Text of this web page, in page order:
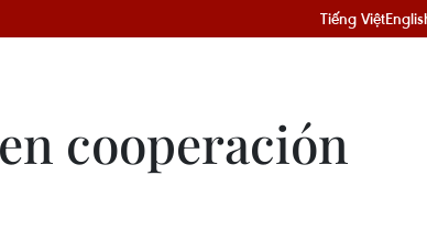
Tiếng Việt
cooperación